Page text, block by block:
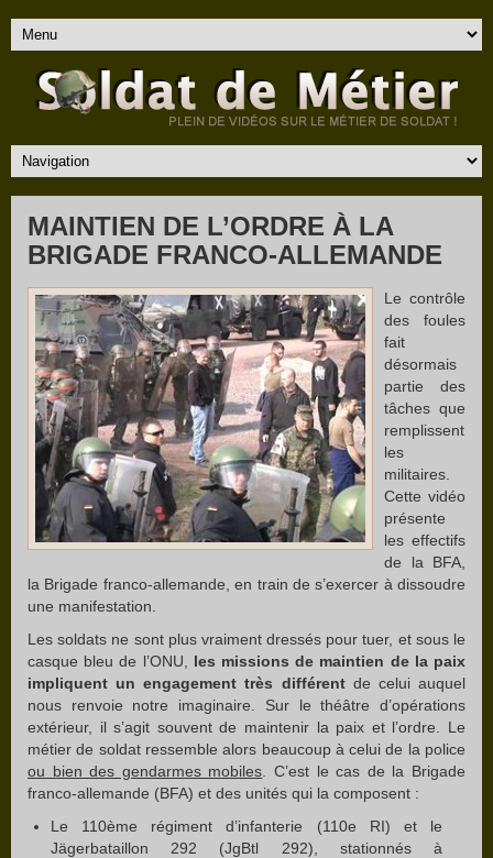
MAINTIEN DE L’ORDRE À LA
BRIGADE FRANCO-ALLEMANDE
Le contrôle
des foules
fait
désormais
partie des
tâches que
remplissent
les
militaires.
Cette vidéo
présente
les effectifs
de la BFA,
la Brigade franco-allemande, en train de s’exercer à dissoudre
une manifestation.
Les soldats ne sont plus vraiment dressés pour tuer, et sous le
casque bleu de l’ONU, les missions de maintien de la paix
impliquent un engagement très différentde celui auquel
nous renvoie notre imaginaire. Sur le théâtre d’opérations
extérieur, il s’agit souvent de maintenir la paix et l’ordre. Le
métier de soldat ressemble alors beaucoup à celui de la police
ou bien des gendarmes mobiles . C’est le cas de la Brigade
franco-allemande (BFA) et des unités qui la composent :
Le 110ème régiment d’infanterie (110e RI) et le
Jägerbataillon 292 (JgBtl 292), stationnés à